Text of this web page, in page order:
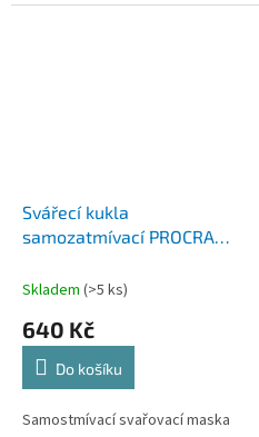
Svářecí kukla
samozatmívací PROCRAFT
Skladem (>5 ks)
640 Kč
Do košíku
Samostmívací svařovací maska